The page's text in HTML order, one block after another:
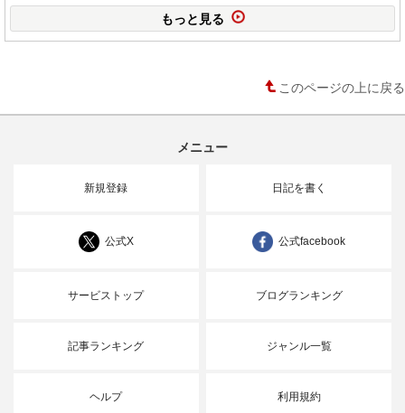
もっと見る
このページの上に戻る
メニュー
新規登録 日記を書く
公式X 公式facebook
サービストップ ブログランキング
記事ランキング ジャンル一覧
ヘルプ 利用規約